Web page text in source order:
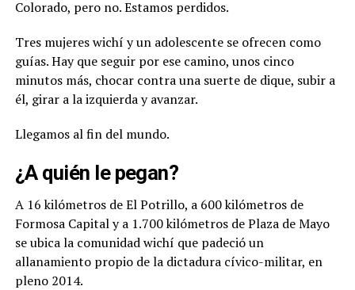
Colorado, pero no. Estamos perdidos.
Tres mujeres wichí y un adolescente se ofrecen como
guías. Hay que seguir por ese camino, unos cinco
minutos más, chocar contra una suerte de dique, subir a
él, girar a la izquierda y avanzar.
Llegamos al fin del mundo.
¿A quién le pegan?
A 16 kilómetros de El Potrillo, a 600 kilómetros de
Formosa Capital y a 1.700 kilómetros de Plaza de Mayo
se ubica la comunidad wichí que padeció un
allanamiento propio de la dictadura cívico-militar, en
pleno 2014.